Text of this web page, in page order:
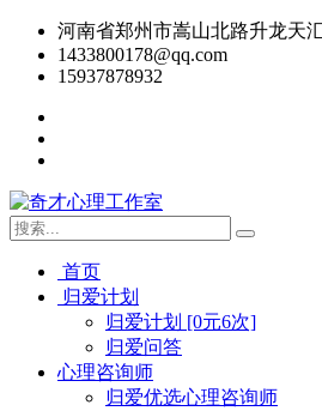
河南省郑州市嵩山北路升龙天
1433800178@qq.com
15937878932
首页
归爱计划
归爱计划 [0元6次]
归爱问答
心理咨询师
归爱优选心理咨询师